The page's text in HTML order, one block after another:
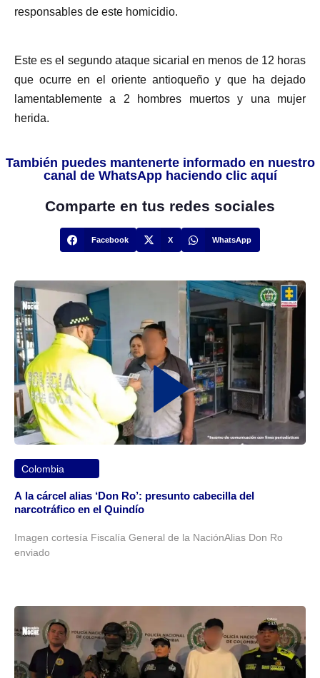
responsables de este homicidio.
Este es el segundo ataque sicarial en menos de 12 horas
que ocurre en el oriente antioqueño y que ha dejado
lamentablemente a 2 hombres muertos y una mujer
herida.
También puedes mantenerte informado en nuestro
canal de WhatsApp haciendo clic aquí
Comparte en tus redes sociales
Facebook X WhatsApp
Colombia
A la cárcel alias ‘Don Ro’: presunto cabecilla del
narcotráfico en el Quindío
Imagen cortesía Fiscalía General de la NaciónAlias Don Ro
enviado